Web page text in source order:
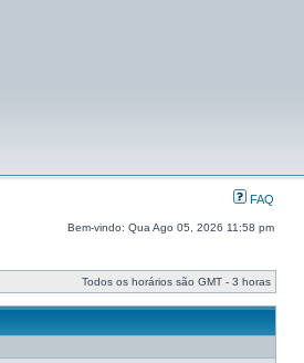
FAQ
Bem-vindo: Qua Ago 05, 2026 11:58 pm
Todos os horários são GMT - 3 horas